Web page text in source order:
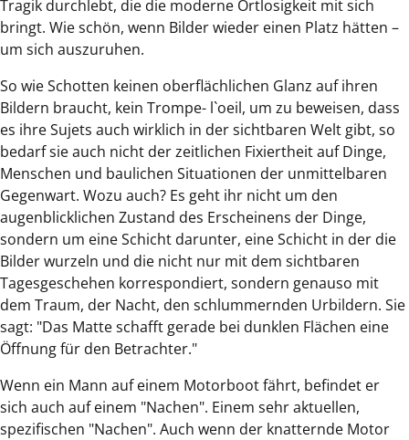
Tragik durchlebt, die die moderne Ortlosigkeit mit sich
bringt. Wie schön, wenn Bilder wieder einen Platz hätten –
um sich auszuruhen.
So wie Schotten keinen oberflächlichen Glanz auf ihren
Bildern braucht, kein Trompe- l`oeil, um zu beweisen, dass
es ihre Sujets auch wirklich in der sichtbaren Welt gibt, so
bedarf sie auch nicht der zeitlichen Fixiertheit auf Dinge,
Menschen und baulichen Situationen der unmittelbaren
Gegenwart. Wozu auch? Es geht ihr nicht um den
augenblicklichen Zustand des Erscheinens der Dinge,
sondern um eine Schicht darunter, eine Schicht in der die
Bilder wurzeln und die nicht nur mit dem sichtbaren
Tagesgeschehen korrespondiert, sondern genauso mit
dem Traum, der Nacht, den schlummernden Urbildern. Sie
sagt: "Das Matte schafft gerade bei dunklen Flächen eine
Öffnung für den Betrachter."
Wenn ein Mann auf einem Motorboot fährt, befindet er
sich auch auf einem "Nachen". Einem sehr aktuellen,
spezifischen "Nachen". Auch wenn der knatternde Motor